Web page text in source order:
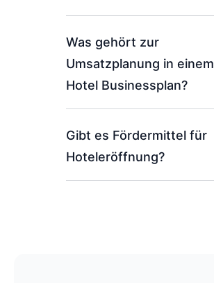
Was gehört zur
Umsatzplanung in einem
Hotel Businessplan?
Gibt es Fördermittel für
Hoteleröffnung?